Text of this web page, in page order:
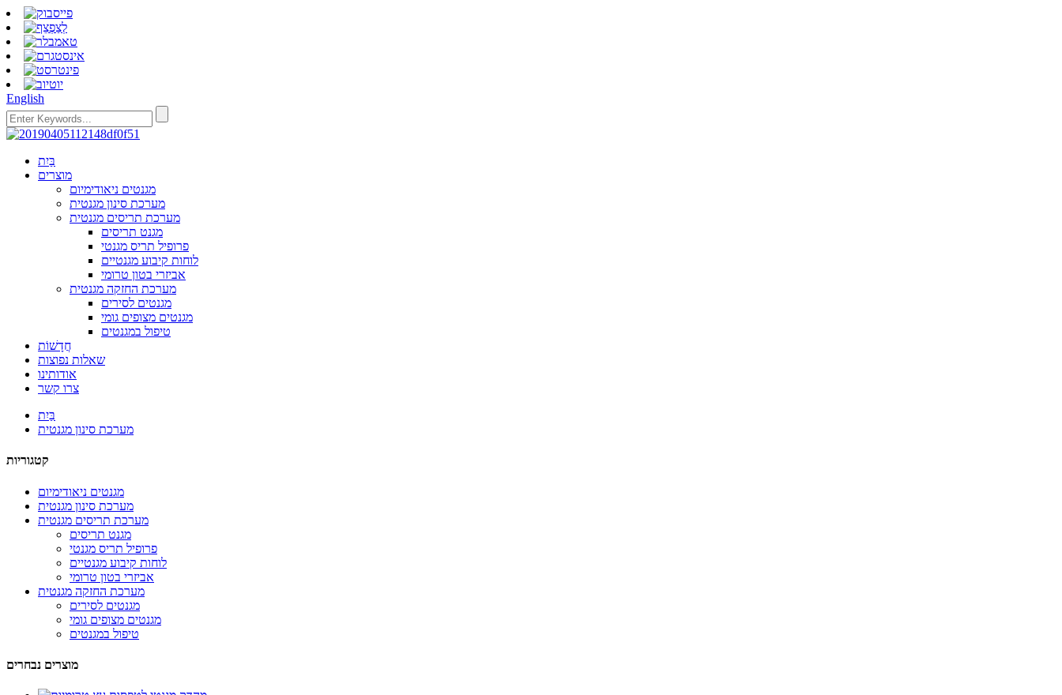
English
בַּיִת
מוצרים
מגנטים ניאודימיום
מערכת סינון מגנטית
מערכת תריסים מגנטית
מגנט תריסים
פרופיל תריס מגנטי
לוחות קיבוע מגנטיים
אביזרי בטון טרומי
מערכת החזקה מגנטית
מגנטים לסירים
מגנטים מצופים גומי
טיפול במגנטים
חֲדָשׁוֹת
שאלות נפוצות
אודותינו
צרו קשר
בַּיִת
מערכת סינון מגנטית
קטגוריות
מגנטים ניאודימיום
מערכת סינון מגנטית
מערכת תריסים מגנטית
מגנט תריסים
פרופיל תריס מגנטי
לוחות קיבוע מגנטיים
אביזרי בטון טרומי
מערכת החזקה מגנטית
מגנטים לסירים
מגנטים מצופים גומי
טיפול במגנטים
מוצרים נבחרים